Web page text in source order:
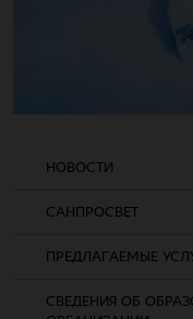
НОВОСТИ
САНПРОСВЕТ
ПРЕДЛАГАЕМЫЕ
СВЕДЕНИЯ ОБ